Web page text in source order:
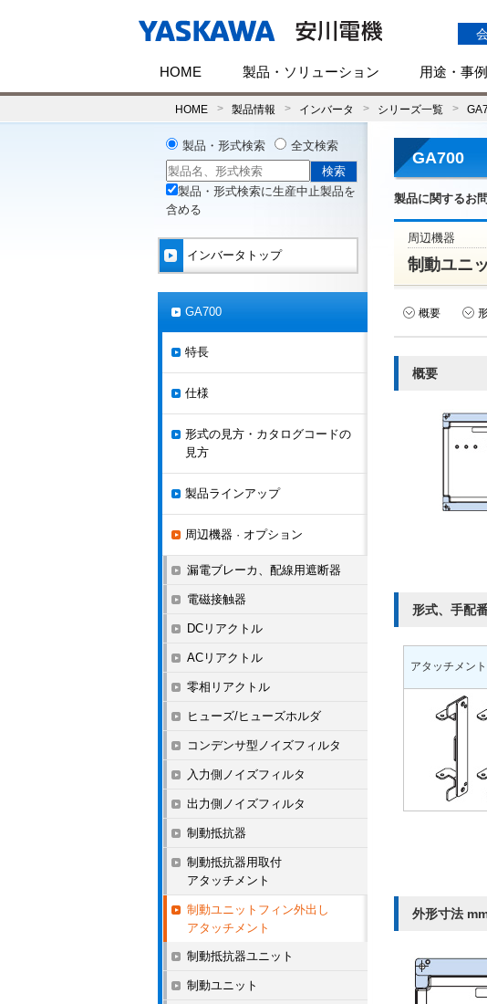
HOME 製品・ソリューション 用途・事例
HOME 製品情報 インバータ シリーズ一覧
GA700
製品に関するお
周辺機器
制動ユニ
概要
概要
形式、手配
アタッチメント
外形寸法
製品・形式検索 全文検索
製品・形式検索に生産中止製品を
含める
インバータトップ
GA700
特長
仕様
形式の見方・カタログコードの
見方
製品ラインアップ
周辺機器 · オプション
漏電ブレーカ、配線用遮断器
電磁接触器
DCリアクトル
ACリアクトル
零相リアクトル
ヒューズ/ヒューズホルダ
コンデンサ型ノイズフィルタ
入力側ノイズフィルタ
出力側ノイズフィルタ
制動抵抗器
制動抵抗器用取付
アタッチメント
制動ユニットフィン外出し
アタッチメント
制動抵抗器ユニット
制動ユニット